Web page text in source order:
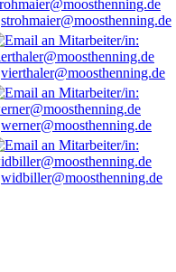
strohmaier@moosthenning.de
vierthaler@moosthenning.de
werner@moosthenning.de
widbiller@moosthenning.de